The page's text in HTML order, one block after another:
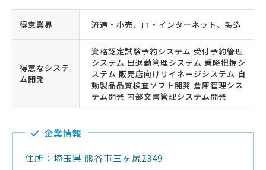
得意業界 流通・小売、IT・インターネット、製造
得意なシステ
ム開発
資格認定試験予約システム 受付予約管理
システム 出退勤管理システム 乗降把握シ
ステム 販売店向けサイネージシステム 自
動製品品質検査ソフト開発 倉庫管理シス
テム開発 内部文書管理システム開発
企業情報
住所：埼玉県 熊谷市三ヶ尻2349